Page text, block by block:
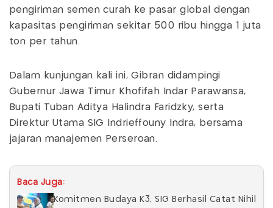
pengiriman semen curah ke pasar global dengan
kapasitas pengiriman sekitar 500 ribu hingga 1 juta
ton per tahun.
Dalam kunjungan kali ini, Gibran didampingi
Gubernur Jawa Timur Khofifah Indar Parawansa,
Bupati Tuban Aditya Halindra Faridzky, serta
Direktur Utama SIG Indrieffouny Indra, bersama
jajaran manajemen Perseroan.
Baca Juga:
Komitmen Budaya K3, SIG Berhasil Catat Nihil